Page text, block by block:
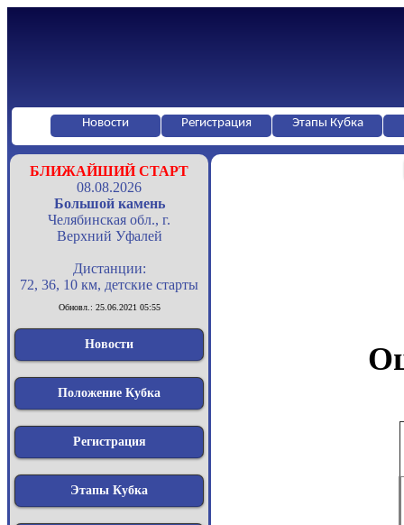
Новости Регистрация Этапы Кубка
БЛИЖАЙШИЙ СТАРТ
08.08.2026
Большой камень
Челябинская обл., г.
Верхний Уфалей
Дистанции:
72, 36, 10 км, детские старты
Обновл.: 25.06.2021 05:55
Новости
Положение Кубка
Регистрация
Этапы Кубка